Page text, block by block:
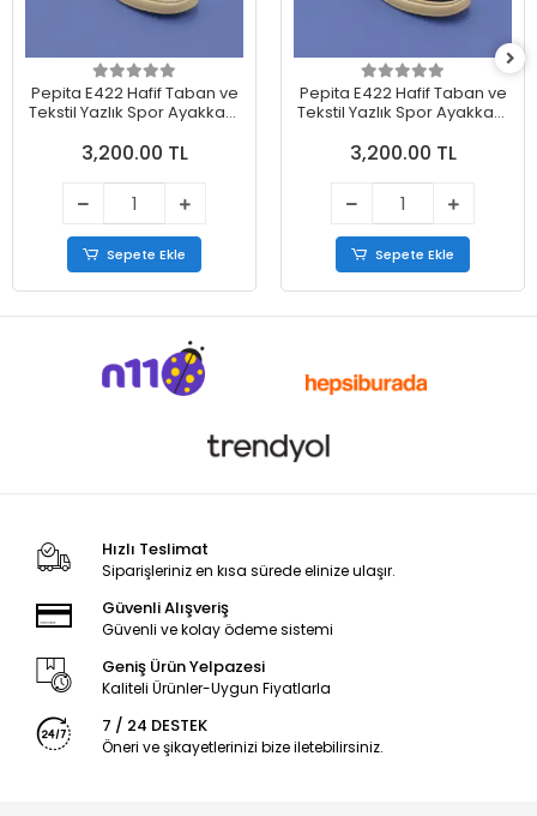
Pepita E422 Hafif Taban ve
Tekstil Yazlık Spor Ayakkabı
3,200.00 TL
Sepete Ekle
Pepita E422 Hafif Taban ve
Tekstil Yazlık Spor Ayakkabı
3,200.00 TL
Sepete Ekle
Hızlı Teslimat
Siparişleriniz en kısa sürede elinize ulaşır.
Güvenli Alışveriş
Güvenli ve kolay ödeme sistemi
Geniş Ürün Yelpazesi
Kaliteli Ürünler-Uygun Fiyatlarla
7 / 24 DESTEK
Öneri ve şikayetlerinizi bize iletebilirsiniz.